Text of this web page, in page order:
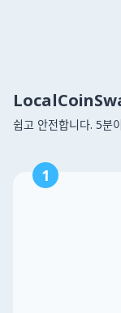
쉽고 안전합니다. 5분
1